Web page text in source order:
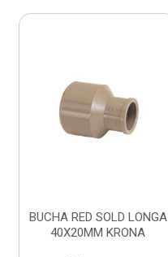
BUCHA RED SOLD LONGA
40X20MM KRONA